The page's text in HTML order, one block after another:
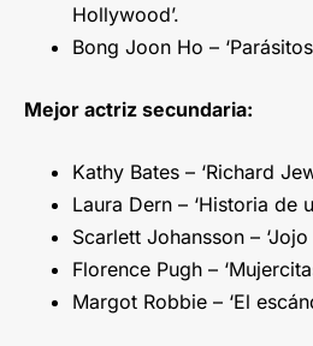
Hollywood’.
Bong Joon Ho –
Mejor actriz secundaria:
Kathy Bates – ‘Richard
Laura Dern – ‘Historia de
Scarlett Johansson – ‘Jojo
Florence Pugh –
Margot Robbie – ‘El